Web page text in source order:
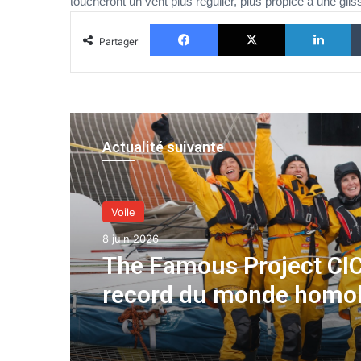
Partager
Facebook X
Actualité suivante
Voile
8 juin 2026
The Famous Project
record du monde
une aventure collective
soutenue par IDEC